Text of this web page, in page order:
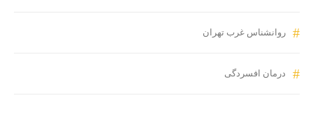
روانشناس غرب تهران
درمان افسردگی